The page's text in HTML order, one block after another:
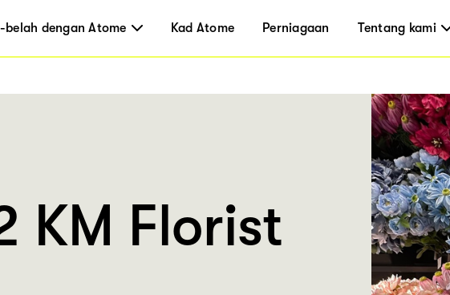
belah dengan Atome Kad Atome Perniagaan Tentang kami
KM Florist